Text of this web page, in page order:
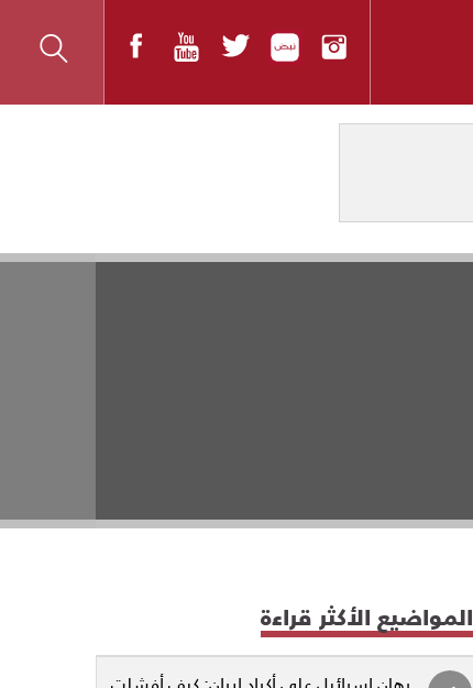
المواضيع الأكثر قراءة